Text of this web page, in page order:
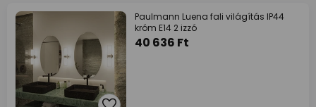
Paulmann Luena fali világítás IP44
króm E14 2 izzó
40 636 Ft